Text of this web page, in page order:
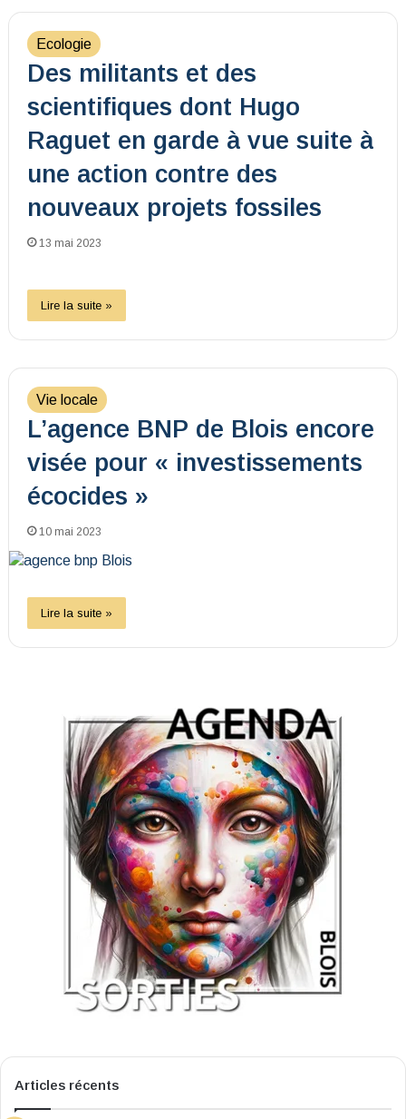
Ecologie
Des militants et des
scientifiques dont Hugo
Raguet en garde à vue suite à
une action contre des
nouveaux projets fossiles
13 mai 2023
Lire la suite »
Vie locale
L’agence BNP de Blois encore
visée pour « investissements
écocides »
10 mai 2023
Lire la suite »
Articles récents